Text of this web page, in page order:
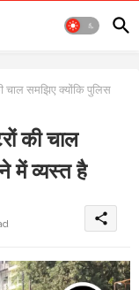
चाल समझिए क्योंकि पुलिस
की चाल
में व्यस्त है
share